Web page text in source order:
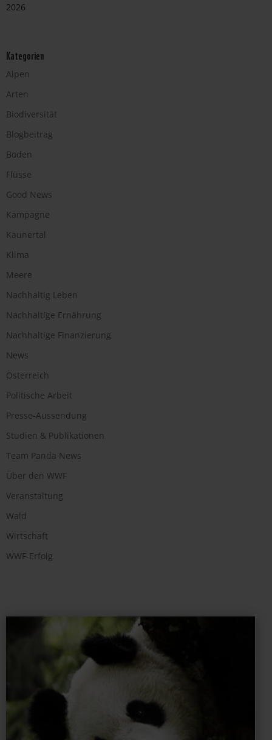
2026
Kategorien
Alpen
Arten
Biodiversität
Blogbeitrag
Boden
Flüsse
Good News
Kampagne
Kaunertal
Klima
Meere
Nachhaltig Leben
Nachhaltige Ernährung
Nachhaltige Finanzierung
News
Österreich
Politische Arbeit
Presse-Aussendung
Studien & Publikationen
Team Panda News
Über den WWF
Veranstaltung
Wald
Wirtschaft
WWF-Erfolg